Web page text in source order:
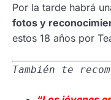
Por la tarde habrá
fotos y
estos 18 años por
También te